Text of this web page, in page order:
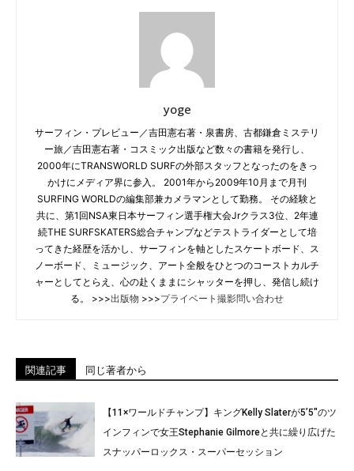
yoge
サーフィン・プレビュー／吉田憲右著・泉書房、古都鎌倉ミステリ
ー旅／吉田憲右著・コスミック出版など数々の書籍を発行し、
2000年にTRANSWORLD SURFの外部スタッフとなったのをきっ
かけにメディア界に参入。 2001年から2009年10月まで月刊
SURFING WORLDの編集部兼カメラマンとして勤務。 その経験と
共に、第1回NSA東日本サーフィン選手権大会Jrクラス3位、2年連
続THE SURFSKATERS総合チャンプなどテストライダーとして培
ってきた経歴を活かし、サーフィンを軸としたスケートボード、ス
ノーボード、ミュージック、アート全般をひとつのコーストカルチ
ャーとしてとらえ、心の赴くままにシャッターを押し、発信し続け
る。 >>>出版物 >>>プライベート撮影問い合わせ
関連記事 同じ著者から
【11×ワールドチャンプ】キングKelly Slaterが5’5″のツ
インフィンで女王Stephanie Gilmoreと共に繰り広げた
スナッパーロックス・スーパーセッション